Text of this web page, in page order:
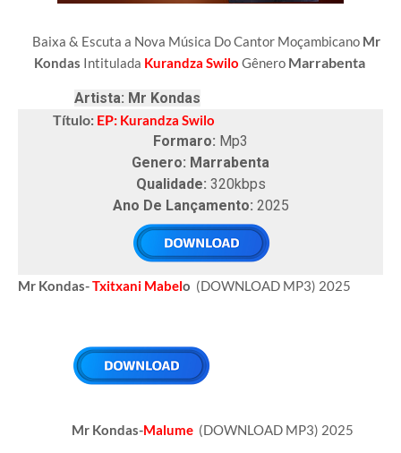
Baixa & Escuta a Nova Música Do Cantor Moçambicano Mr
Kondas Intitulada Kurandza Swilo GêneroMarrabenta
Artista: Mr Kondas
Título: EP: Kurandza Swilo
Formaro: Mp3
Genero: Marrabenta
Qualidade: 320kbps
Ano De Lançamento: 2025
Mr Kondas-Txitxani Mabelo (DOWNLOAD MP3) 2025
Mr Kondas-Malume (DOWNLOAD MP3) 2025